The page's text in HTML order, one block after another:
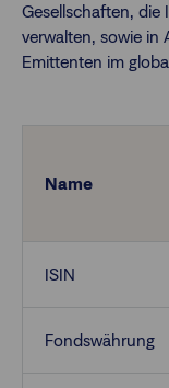
Kontakt
Gesellschaften, die
verwalten, sowie in
Emittenten im
Name
ISIN
Fondswährung